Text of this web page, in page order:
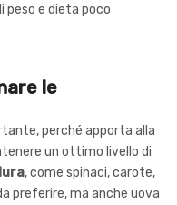
peso e dieta poco
le
perché apporta alla
un ottimo livello di
, come spinaci, carote,
preferire, ma anche uova